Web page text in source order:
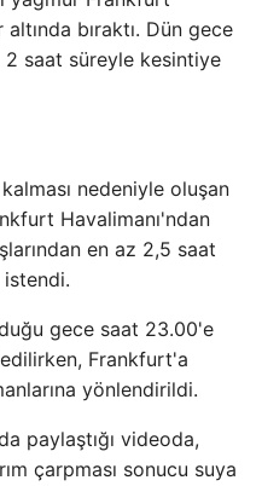
bıraktı. Dün gece
2 saat süreyle kesintiye
nedeniyle oluşan
Havalimanı'ndan
en az 2,5 saat
istendi.
gece saat 23.00'e
Frankfurt'a
yönlendirildi.
paylaştığı videoda,
çarpması sonucu suya